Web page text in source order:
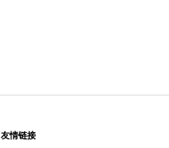
友情链接